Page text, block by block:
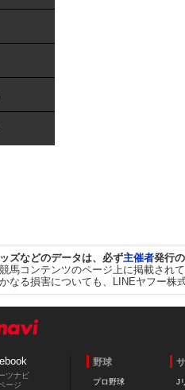
ズなどのデータは、必ず主催者発行
馬コンテンツのページ上に掲載され
なる損害についても、LINEヤフー株
ツナビ
ージ
野球
プロ野球 J